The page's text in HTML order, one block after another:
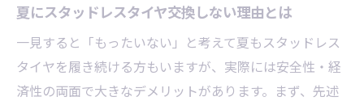
夏にスタッドレスタイヤ交換しない理由とは
一見すると「もったいない」と考えて夏もスタッドレス
タイヤを履き続ける方もいますが、実際には安全性・経
済性の両面で大きなデメリットがあります。まず、先述